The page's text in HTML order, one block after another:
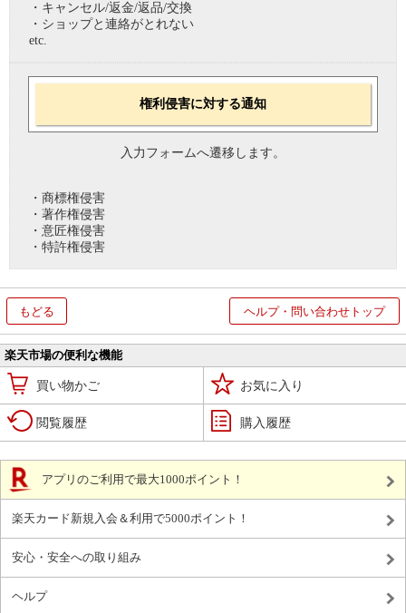
・キャンセル/返金/返品/交換
・ショップと連絡がとれない
etc.
権利侵害に対する通知
入力フォームへ遷移します。
・商標権侵害
・著作権侵害
・意匠権侵害
・特許権侵害
もどる ヘルプ・問い合わせトップ
楽天市場の便利な機能
買い物かご お気に入り
閲覧履歴 購入履歴
アプリのご利用で最大1000ポイント！
楽天カード新規入会＆利用で5000ポイント！
安心・安全への取り組み
ヘルプ